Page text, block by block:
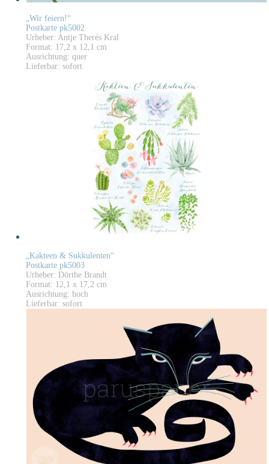
„Wir feiern!“
Postkarte pk5002
Urheber: Antje Therés Kral
Format: 17,2 x 12,1 cm
Ausrichtung: quer
Lieferbar: sofort
„Kakteen & Sukkulenten“
Postkarte pk5003
Urheber: Dörthe Brandt
Format: 12,1 x 17,2 cm
Ausrichtung: hoch
Lieferbar: sofort